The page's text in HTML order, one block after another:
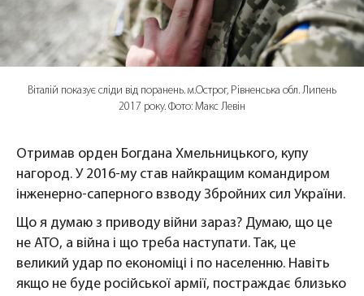
Віталій показує сліди від поранень. м.Острог, Рівненська обл. Липень
2017 року. Фото: Макс Левін
Отримав орден Богдана Хмельницького, купу
нагород. У 2016-му став найкращим командиром
інженерно-саперного взводу Збройних сил України.
Що я думаю з приводу війни зараз? Думаю, що це
не АТО, а війна і що треба наступати. Так, це
великий удар по економіці і по населенню. Навіть
якщо не буде російської армії, постраждає близько